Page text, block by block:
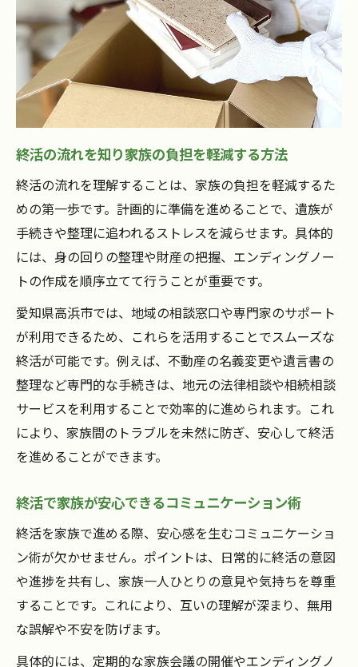
説
地元特性を活かした終活の流れと準備の要
点
高浜市で頼れる終活サポート活用のポイン
ト
高浜市終活に役立つ行政サービスの上手な
使い方
効率良く断捨離できる終活の始め方
終活の流れで実践する断捨離の効率的な進
め方
断捨離を通じた終活準備で大切なポイント
終活での断捨離を家族と協力して進めるコ
ツ
終活断捨離の始め時と手順を分かりやすく
解説
終活の流れに合わせた思い出整理の実践法
一人で進める終活の安心サポート術
ト
終活を一人で進める不安を和らげる方法
終活の流れを一人でも効率良く進める準備
術
一人終活で活用できる相談サービスの選び
方
終活を一人で進める際のサポート体制構築
終活の流れを知り家族の負担を軽減する方法
終活の流れを理解することは、家族の負担を軽減するた
めの第一歩です。計画的に準備を進めることで、遺族が
手続きや整理に追われるストレスを減らせます。具体的
には、身の回りの整理や財産の把握、エンディングノー
トの作成を順序立てて行うことが重要です。
愛知県高浜市では、地域の相談窓口や専門家のサポート
が利用できるため、これらを活用することでスムーズな
終活が可能です。例えば、不動産の名義変更や遺言書の
整理など専門的な手続きは、地元の法律相談や相続相談
サービスを利用することで効率的に進められます。これ
により、家族間のトラブルを未然に防ぎ、安心して終活
を進めることができます。
終活で家族が安心できるコミュニケーション術
終活を家族で進める際、安心感を生むコミュニケーショ
ン術が欠かせません。ポイントは、日常的に終活の意図
や進捗を共有し、家族一人ひとりの意見や気持ちを尊重
することです。これにより、互いの理解が深まり、無用
な誤解や不安を防げます。
具体的には、定期的な家族会議の開催やエンディングノ